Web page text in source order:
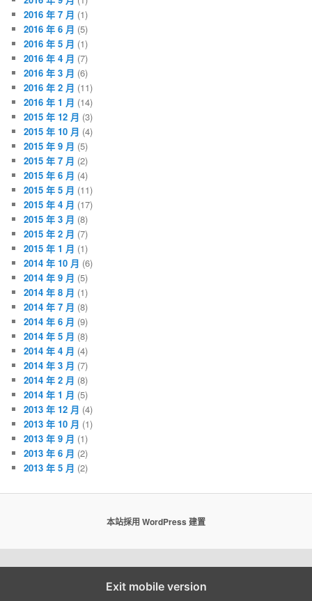
2016 年 7 月 (1)
2016 年 6 月 (5)
2016 年 5 月 (1)
2016 年 4 月 (7)
2016 年 3 月 (6)
2016 年 2 月 (11)
2016 年 1 月 (14)
2015 年 12 月 (3)
2015 年 10 月 (4)
2015 年 9 月 (5)
2015 年 7 月 (2)
2015 年 6 月 (4)
2015 年 5 月 (11)
2015 年 4 月 (17)
2015 年 3 月 (8)
2015 年 2 月 (7)
2015 年 1 月 (1)
2014 年 10 月 (6)
2014 年 9 月 (5)
2014 年 8 月 (1)
2014 年 7 月 (8)
2014 年 6 月 (9)
2014 年 5 月 (8)
2014 年 4 月 (4)
2014 年 3 月 (7)
2014 年 2 月 (8)
2014 年 1 月 (5)
2013 年 12 月 (4)
2013 年 10 月 (1)
2013 年 9 月 (1)
2013 年 6 月 (2)
2013 年 5 月 (2)
本站採用 WordPress 建置
Exit mobile version